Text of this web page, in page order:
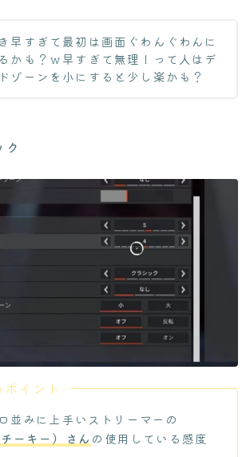
早すぎて最初は画面ぐわんぐわんに
かも？ｗ早すぎて無理！って人はデ
ゾーンを小にすると少し楽かも？
ク
イント
並みに上手いストリーマーの
ーキー）さん の使用している感度